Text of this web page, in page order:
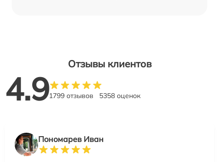
Отзывы клиентов
4.91799 отзывов 5358 оценок
Пономарев Иван